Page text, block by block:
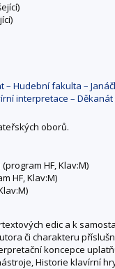
Hudební fakulta –
interpretace –
oborů.
(program HF, Klav:M)
HF, Klav:M)
edic a k
či charakteru
koncepce
Historie klavírní